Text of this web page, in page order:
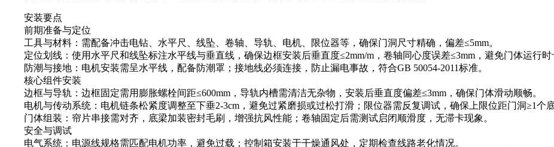
安装要点
前期准备与定位
工具与材料：需配备冲击电钻、水平尺、线坠、卷轴、导轨、电机、限位器等，确保门洞尺寸精确，偏差≤5mm。
定位划线：使用水平尺和线坠标注水平线与垂直线，确保边框安装后垂直度≤2mm/m，卷轴同心度误差≤3mm，避免门体运行时
防潮与接地：电机安装需呈水平线，配备防潮罩；接地线必须连接，防止漏电事故，符合GB 50054-2011标准。
核心组件安装
边框与导轨：边框固定需用膨胀螺栓间距≤600mm，导轨内槽需清洁无杂物，安装后垂直度偏差≤3mm，确保门体滑动顺畅。
电机与传动系统：电机链条松紧度调整至下垂2-3cm，避免过紧磨损或过松打滑；限位器需反复调试，确保上限位距门洞≥1个
门体组装：帘片串接需对齐，底梁加装密封毛刷，增强抗风性能；卷轴固定后需测试启闭顺滑度，无滞卡现象。
安全与调试
电气系统：电源线规格需匹配电机功率，避免过载；控制箱安装于干燥通风处，定期检查线路老化情况。